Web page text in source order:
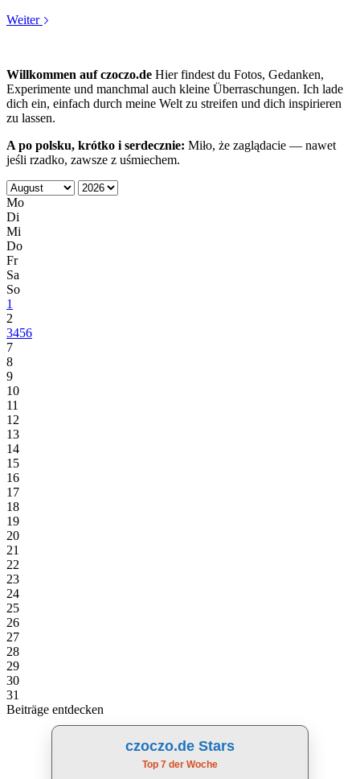
Weiter
Willkommen auf czoczo.de Hier findest du Fotos, Gedanken,
Experimente und manchmal auch kleine Überraschungen. Ich lade
dich ein, einfach durch meine Welt zu streifen und dich inspirieren
zu lassen.
A po polsku, krótko i serdecznie: Miło, że zaglądacie — nawet
jeśli rzadko, zawsze z uśmiechem.
Mo
Di
Mi
Do
Fr
Sa
So
1
2
3456
7
8
9
10
11
12
13
14
15
16
17
18
19
20
21
22
23
24
25
26
27
28
29
30
31
Beiträge entdecken
czoczo.de Stars
Top 7 der Woche